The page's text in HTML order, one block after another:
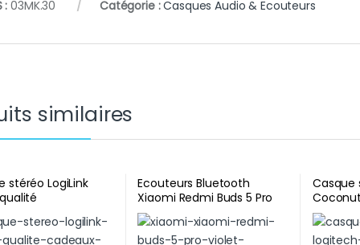
:03MK.30 Catégorie :Casques Audio & Ecouteurs
similaires
stéréo LogiLink
Ecouteurs Bluetooth
Xiaomi Redmi Buds 5 Pro
Violet cadeau d’entreprise
Casque